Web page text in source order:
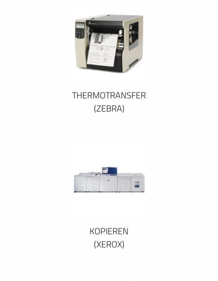
THERMOTRANSFER
(ZEBRA)
KOPIEREN
(XEROX)